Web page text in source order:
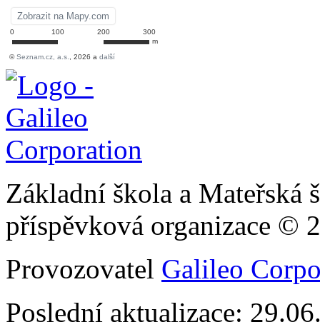
Základní škola a Mateřská
příspěvková organizace ©
Provozovatel Galileo
Poslední aktualizace: